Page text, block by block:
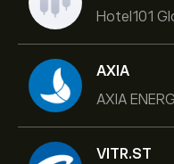
Hotel101
AXIA
AXIA
VITR.ST